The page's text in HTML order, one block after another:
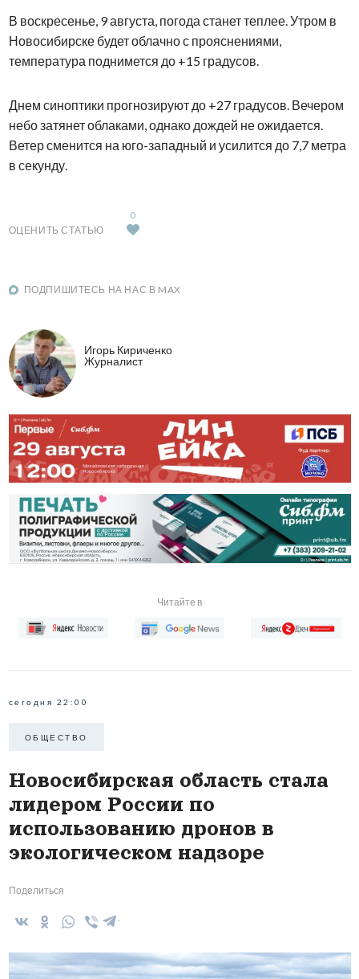
В воскресенье, 9 августа, погода станет теплее. Утром в
Новосибирске будет облачно с прояснениями,
температура поднимется до +15 градусов.
Днем синоптики прогнозируют до +27 градусов. Вечером
небо затянет облаками, однако дождей не ожидается.
Ветер сменится на юго-западный и усилится до 7,7 метра
в секунду.
ОЦЕНИТЬ СТАТЬЮ
0
ПОДПИШИТЕСЬ НА НАС В MAX
Игорь Кириченко
Журналист
Читайте в
сегодня 22:00
ОБЩЕСТВО
Новосибирская область стала
лидером России по
использованию дронов в
экологическом надзоре
Поделиться